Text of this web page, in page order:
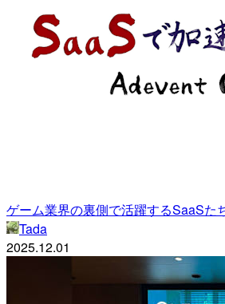
ゲーム業界の裏側で活躍するSaaSた
Tada
2025.12.01